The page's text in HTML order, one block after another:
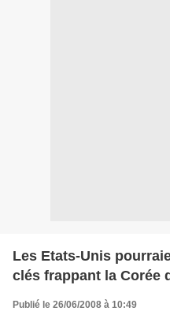
Les Etats-Unis
clés frappant la Corée
Publié le 26/06/2008 à 10:49